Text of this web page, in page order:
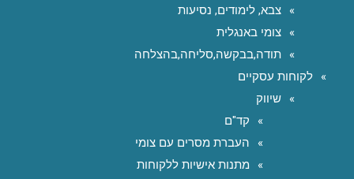
צבא, לימודים, נסיעות
צומי באנגלית
תודה,בבקשה,סליחה,בהצלחה
לקוחות עסקיים
שיווק
קד"ם
העברת מסרים עם צומי
מתנות אישיות ללקוחות